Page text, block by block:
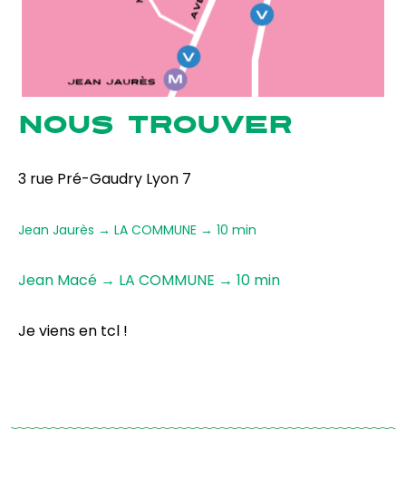
NOUS TROUVER
3 rue Pré-Gaudry Lyon 7
Jean Jaurès → LA COMMUNE → 10 min
Jean Macé → LA COMMUNE → 10 min
Je viens en tcl !